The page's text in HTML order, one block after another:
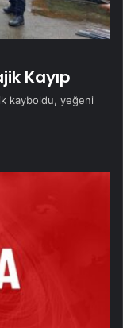
Kayıp
kayboldu, yeğeni